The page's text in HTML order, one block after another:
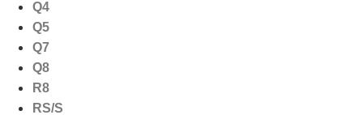
Q4
Q5
Q7
Q8
R8
RS/S